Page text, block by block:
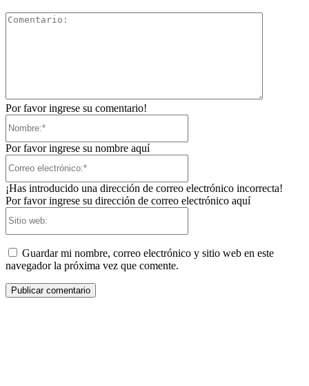
Por favor ingrese su comentario!
Por favor ingrese su nombre aquí
¡Has introducido una dirección de correo electrónico incorrecta!
Por favor ingrese su dirección de correo electrónico aquí
Guardar mi nombre, correo electrónico y sitio web en este
navegador la próxima vez que comente.